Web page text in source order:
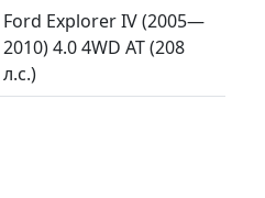
Ford Explorer IV (2005—
2010) 4.0 4WD AT (208
л.с.)